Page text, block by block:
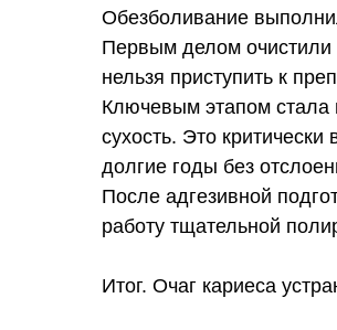
Обезболивание
Первым делом очистили
нельзя приступить к
Ключевым этапом стала
сухость. Это
долгие годы без
После адгезивной
работу тщательной
Итог. Очаг кариеса